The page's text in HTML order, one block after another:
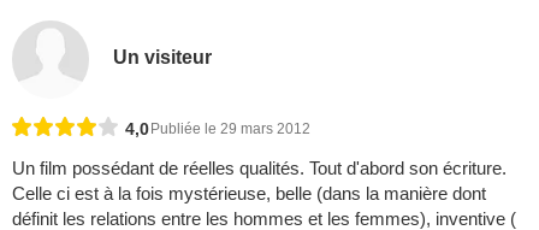
Un visiteur
4,0Publiée le 29 mars 2012
Un film possédant de réelles qualités. Tout d'abord son écriture.
Celle ci est à la fois mystérieuse, belle (dans la manière dont
définit les relations entre les hommes et les femmes), inventive (